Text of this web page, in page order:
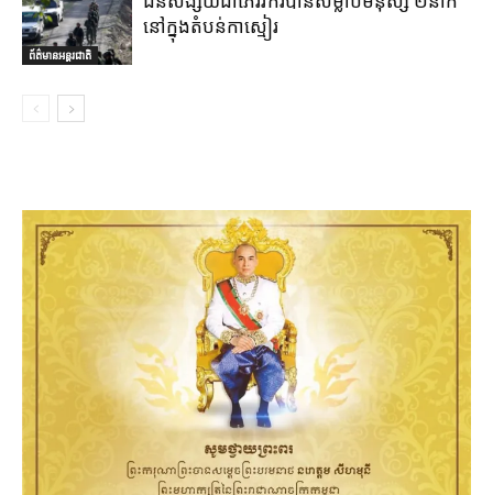
ព័ត៌មានអន្តរជាតិ
នៅក្នុងតំបន់កាស្មៀរ